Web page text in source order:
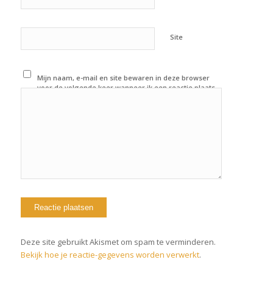
Site
Mijn naam, e-mail en site bewaren in deze browser
voor de volgende keer wanneer ik een reactie plaats.
Deze site gebruikt Akismet om spam te verminderen.
Bekijk hoe je reactie-gegevens worden verwerkt.